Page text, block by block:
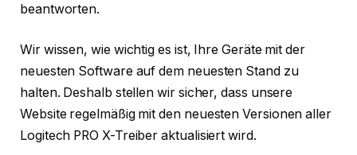
beantworten.
Wir wissen, wie wichtig es ist, Ihre Geräte mit der
neuesten Software auf dem neuesten Stand zu
halten. Deshalb stellen wir sicher, dass unsere
Website regelmäßig mit den neuesten Versionen aller
Logitech PRO X-Treiber aktualisiert wird.